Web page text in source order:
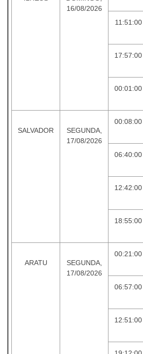
16/08/2026
11:51:00
17:57:00
00:01:00
SALVADOR
SEGUNDA,
17/08/2026
00:08:00
06:40:00
12:42:00
18:55:00
ARATU
SEGUNDA,
17/08/2026
00:21:00
06:57:00
12:51:00